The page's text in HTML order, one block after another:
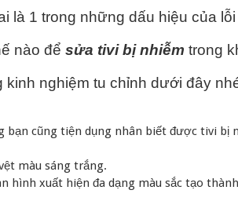
là 1 trong những dấu hiệu của
nào để sửa tivi bị nhiễm trong
nghiệm tu chỉnh dưới đây
bạn cũng tiện dụng nhân biết được tivi bị
màu sáng trắng.
hình xuất hiện đa dạng màu sắc tạo